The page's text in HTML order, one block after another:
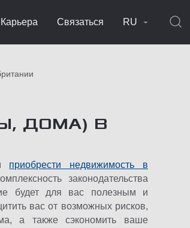
Карьера Связаться RU
ДОМА) В
приобрести недвижимость в
законодательства
будет для вас полезным и
вас от возможных рисков,
а также сэкономить ваше